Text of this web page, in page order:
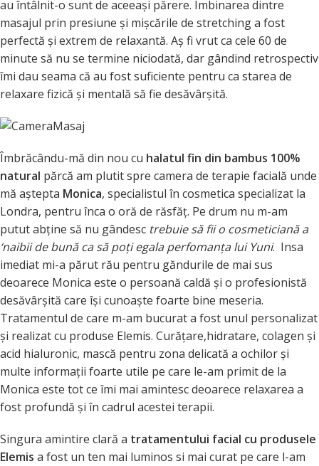
au întâlnit-o sunt de aceeaşi părere. Îmbinarea dintre
masajul prin presiune şi mişcările de stretching a fost
perfectă şi extrem de relaxantă. Aş fi vrut ca cele 60 de
minute să nu se termine niciodată, dar gândind retrospectiv
îmi dau seama că au fost suficiente pentru ca starea de
relaxare fizică şi mentală să fie desăvârşită.
Îmbrăcându-mă din nou cu halatul fin din bambus 100%
natural părcă am plutit spre camera de terapie facială unde
mă aştepta Monica, specialistul în cosmetica specializat la
Londra, pentru înca o oră de răsfăţ. Pe drum nu m-am
putut abţine să nu gândesc trebuie să fii o cosmeticiană a
‘naibii de bună ca să poţi egala perfomanţa lui Yuni. Insa
imediat mi-a părut rău pentru găndurile de mai sus
deoarece Monica este o persoană caldă şi o profesionistă
desăvârşită care îşi cunoaşte foarte bine meseria.
Tratamentul de care m-am bucurat a fost unul personalizat
şi realizat cu produse Elemis. Curăţare,hidratare, colagen şi
acid hialuronic, mască pentru zona delicată a ochilor şi
multe informaţii foarte utile pe care le-am primit de la
Monica este tot ce îmi mai amintesc deoarece relaxarea a
fost profundă şi în cadrul acestei terapii.
Singura amintire clară a tratamentului facial cu produsele
Elemis a fost un ten mai luminos si mai curat pe care l-am